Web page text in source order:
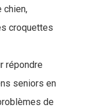
chien,
croquettes
répondre
seniors en
de